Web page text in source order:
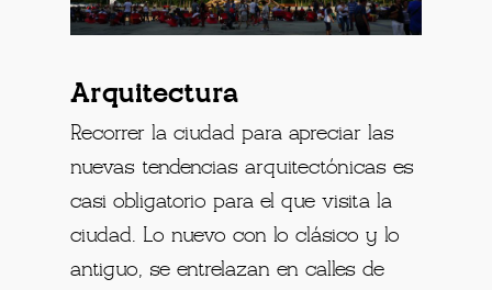
Arquitectura
Recorrer la ciudad para apreciar las
nuevas tendencias arquitectónicas es
casi obligatorio para el que visita la
ciudad. Lo nuevo con lo clásico y lo
antiguo, se entrelazan en calles de